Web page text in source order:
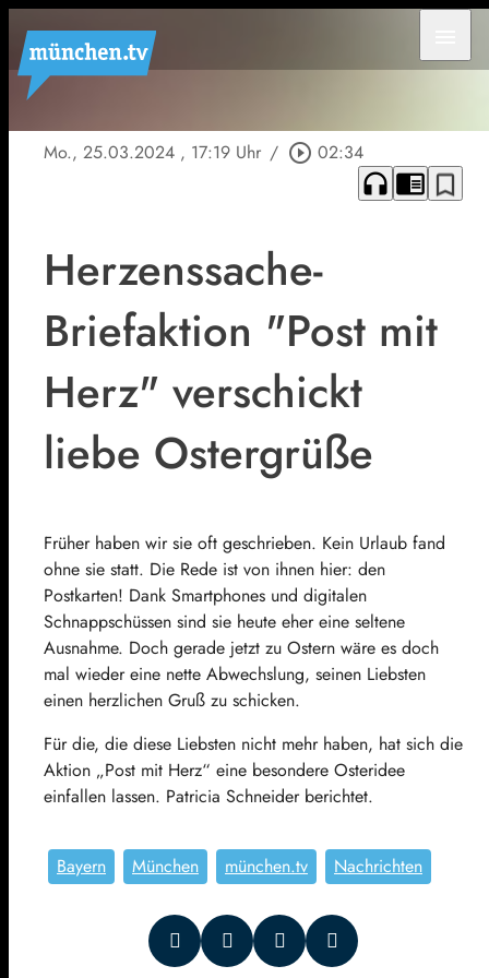
Mo., 25.03.2024 , 17:19 Uhr / play_circle_outline 02:34
headphones chrome_reader_mode bookmark_border
Herzenssache-
Briefaktion "Post mit
Herz" verschickt
liebe Ostergrüße
Früher haben wir sie oft geschrieben. Kein Urlaub fand
ohne sie statt. Die Rede ist von ihnen hier: den
Postkarten! Dank Smartphones und digitalen
Schnappschüssen sind sie heute eher eine seltene
Ausnahme. Doch gerade jetzt zu Ostern wäre es doch
mal wieder eine nette Abwechslung, seinen Liebsten
einen herzlichen Gruß zu schicken.
Für die, die diese Liebsten nicht mehr haben, hat sich die
Aktion „Post mit Herz“ eine besondere Osteridee
einfallen lassen. Patricia Schneider berichtet.
Bayern München münchen.tv Nachrichten